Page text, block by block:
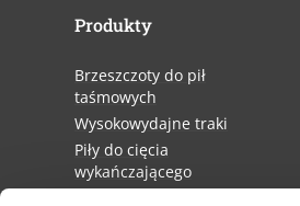
Produkty
Brzeszczoty do pił
taśmowych
Wysokowydajne traki
Piły do cięcia
wykańczającego